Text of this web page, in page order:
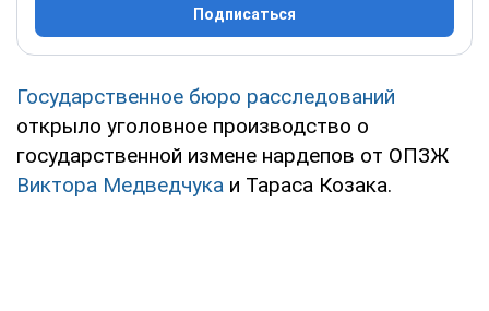
Подписаться
Государственное бюро расследований
открыло уголовное производство о
государственной измене нардепов от ОПЗЖ
Виктора Медведчука и Тараса Козака.